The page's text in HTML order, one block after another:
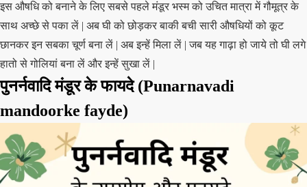
इस औषधि को बनाने के लिए सबसे पहले मंडूर भस्म को उचित मात्रा में गौमूत्र के
साथ अच्छे से पका लें | अब घी को छोड़कर बाकी बची सारी औषधियों को कूट
छानकर इन सबका चूर्ण बना लें | अब इन्हें मिला लें | जब यह गाढ़ा हो जाये तो घी लगे
हातो से गोलियां बना लें और इन्हें सुखा लें |
पुनर्नवादि मंडूर के फायदे (Punarnavadi
mandoorke fayde)